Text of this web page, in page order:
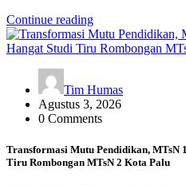
Continue reading
Tim Humas
Agustus 3, 2026
0 Comments
Transformasi Mutu Pendidikan, MTsN
Tiru Rombongan MTsN 2 Kota Palu